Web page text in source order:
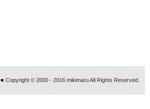
■ Copyright © 2000 - 2016 mikimaru All Rights Reserved.